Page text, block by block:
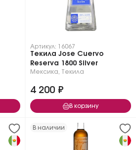
Артикул: 16067
Текила Jose Cuervo
Reserva 1800 Silver
Мексика Текила
4 200 ₽
В корзину
В наличии